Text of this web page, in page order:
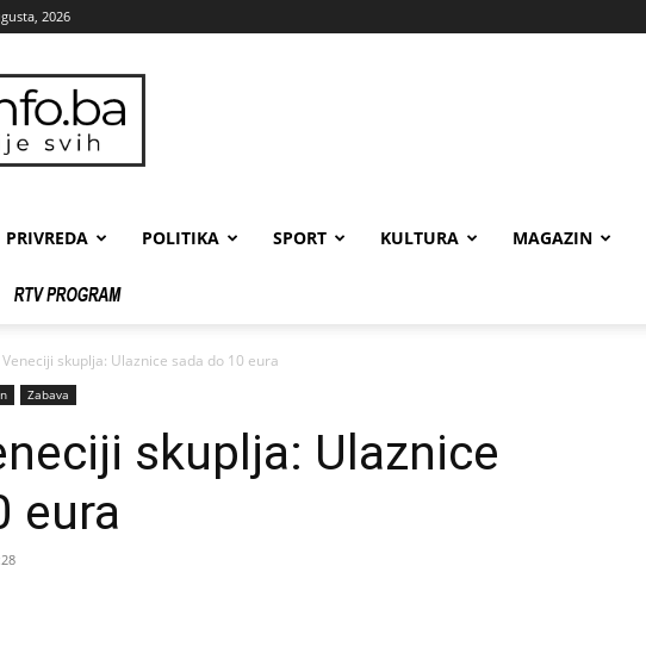
2026
PRIVREDA POLITIKA SPORT KULTURA MAGAZIN
skuplja: Ulaznice sada do 10 eura
Zabava
skuplja: Ulaznice
eura